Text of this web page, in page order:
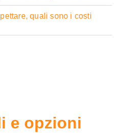
quali sono i costi
e opzioni